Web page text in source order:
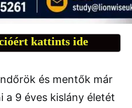
kattints ide
és mentők már
a 9 éves kislány életét